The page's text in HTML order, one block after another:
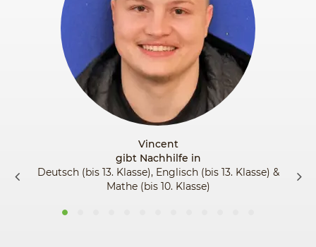
Vincent
gibt Nachhilfe in
Deutsch (bis 13. Klasse), Englisch (bis 13. Klasse) &
Mathe (bis 10. Klasse)